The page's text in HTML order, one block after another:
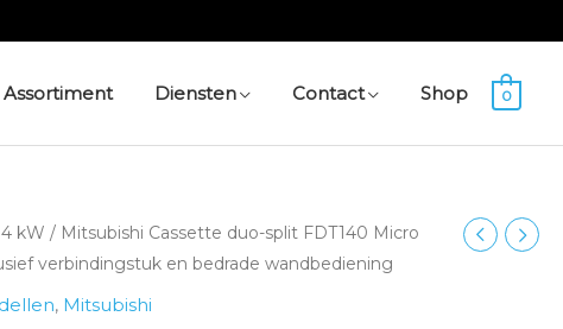
Assortiment Diensten Contact Shop 0
kW / Mitsubishi Cassette duo-split FDT140 Micro
verbindingstuk en bedrade wandbediening
, Mitsubishi